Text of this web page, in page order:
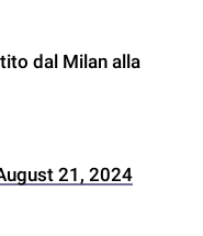
dal Milan alla
21, 2024